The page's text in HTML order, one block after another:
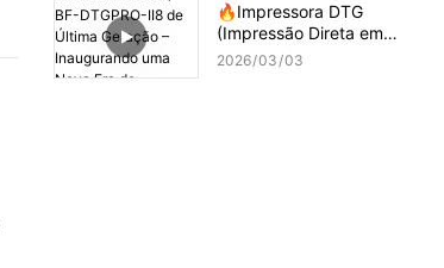
🔥Impressora DTG
(Impressão Direta em
Tecido) BF-DTGPRO-II8
2026 03 03